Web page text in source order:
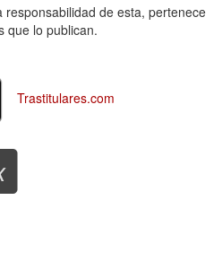
de esta, pertenece
que lo publican.
Trastitulares.com